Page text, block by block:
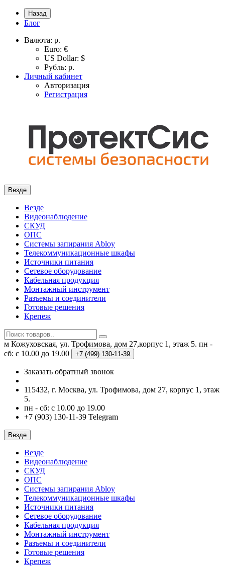
Назад
Блог
Валюта: р.
Euro: €
US Dollar: $
Рубль: р.
Личный кабинет
Авторизация
Регистрация
Везде
Везде
Видеонаблюдение
СКУД
ОПС
Системы запирания Abloy
Телекоммуникационные шкафы
Источники питания
Сетевое оборудование
Кабельная продукция
Монтажный инструмент
Разъемы и соединители
Готовые решения
Крепеж
м Кожуховская, ул. Трофимова, дом 27,корпус 1, этаж 5. пн -
сб: с 10.00 до 19.00
+7 (499) 130-11-39
Заказать обратный звонок
115432, г. Москва, ул. Трофимова, дом 27, корпус 1, этаж
5.
пн - сб: с 10.00 до 19.00
+7 (903) 130-11-39 Telegram
Везде
Везде
Видеонаблюдение
СКУД
ОПС
Системы запирания Abloy
Телекоммуникационные шкафы
Источники питания
Сетевое оборудование
Кабельная продукция
Монтажный инструмент
Разъемы и соединители
Готовые решения
Крепеж